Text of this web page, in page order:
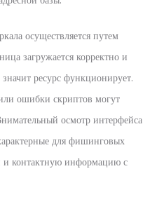
осуществляется путем
загружается корректно и
ресурс функционирует.
ошибки скриптов могут
осмотр интерфейса
для фишинговых
и контактную информацию с